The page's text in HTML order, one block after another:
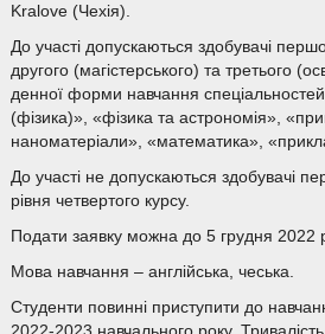
Kralove (Чехія).
До участі допускаються здобувачі
другого (магістерського) та третього
денної форми навчання
(фізика)», «фізика та астрономія»,
наноматеріали», «математика»,
До участі не допускаються здобувачі
рівня четвертого курсу.
Подати заявку можна до 5 грудня 2022
Мова навчання – англійська, чеська.
Студенти повинні приступити до